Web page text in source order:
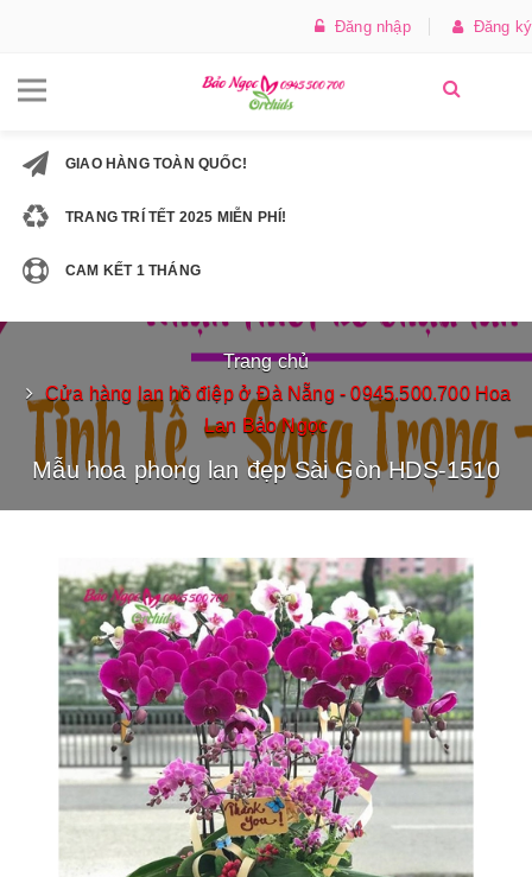
Đăng nhập Đăng ký
GIAO HÀNG TOÀN QUỐC!
TRANG TRÍ TẾT 2025 MIỄN PHÍ!
CAM KẾT 1 THÁNG
Trang chủ
Cửa hàng lan hồ điệp ở Đà Nẵng - 0945.500.700 Hoa
Lan Bảo Ngọc
Mẫu hoa phong lan đẹp Sài Gòn HDS-1510